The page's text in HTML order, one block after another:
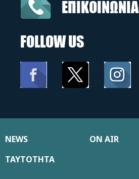
ΕΠΙΚΟΙΝΩΝΙΑ
FOLLOW US
NEWS ON AIR
ΤΑΥΤΟΤΗΤΑ